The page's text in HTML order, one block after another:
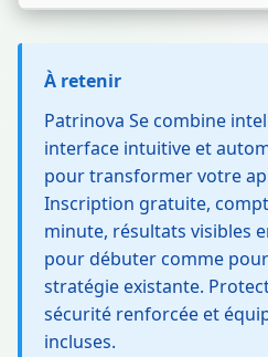
À retenir
Patrinova Se combine
interface intuitive et
pour transformer votre
Inscription gratuite,
minute, résultats visibles
pour débuter comme
stratégie existante.
sécurité renforcée et
incluses.